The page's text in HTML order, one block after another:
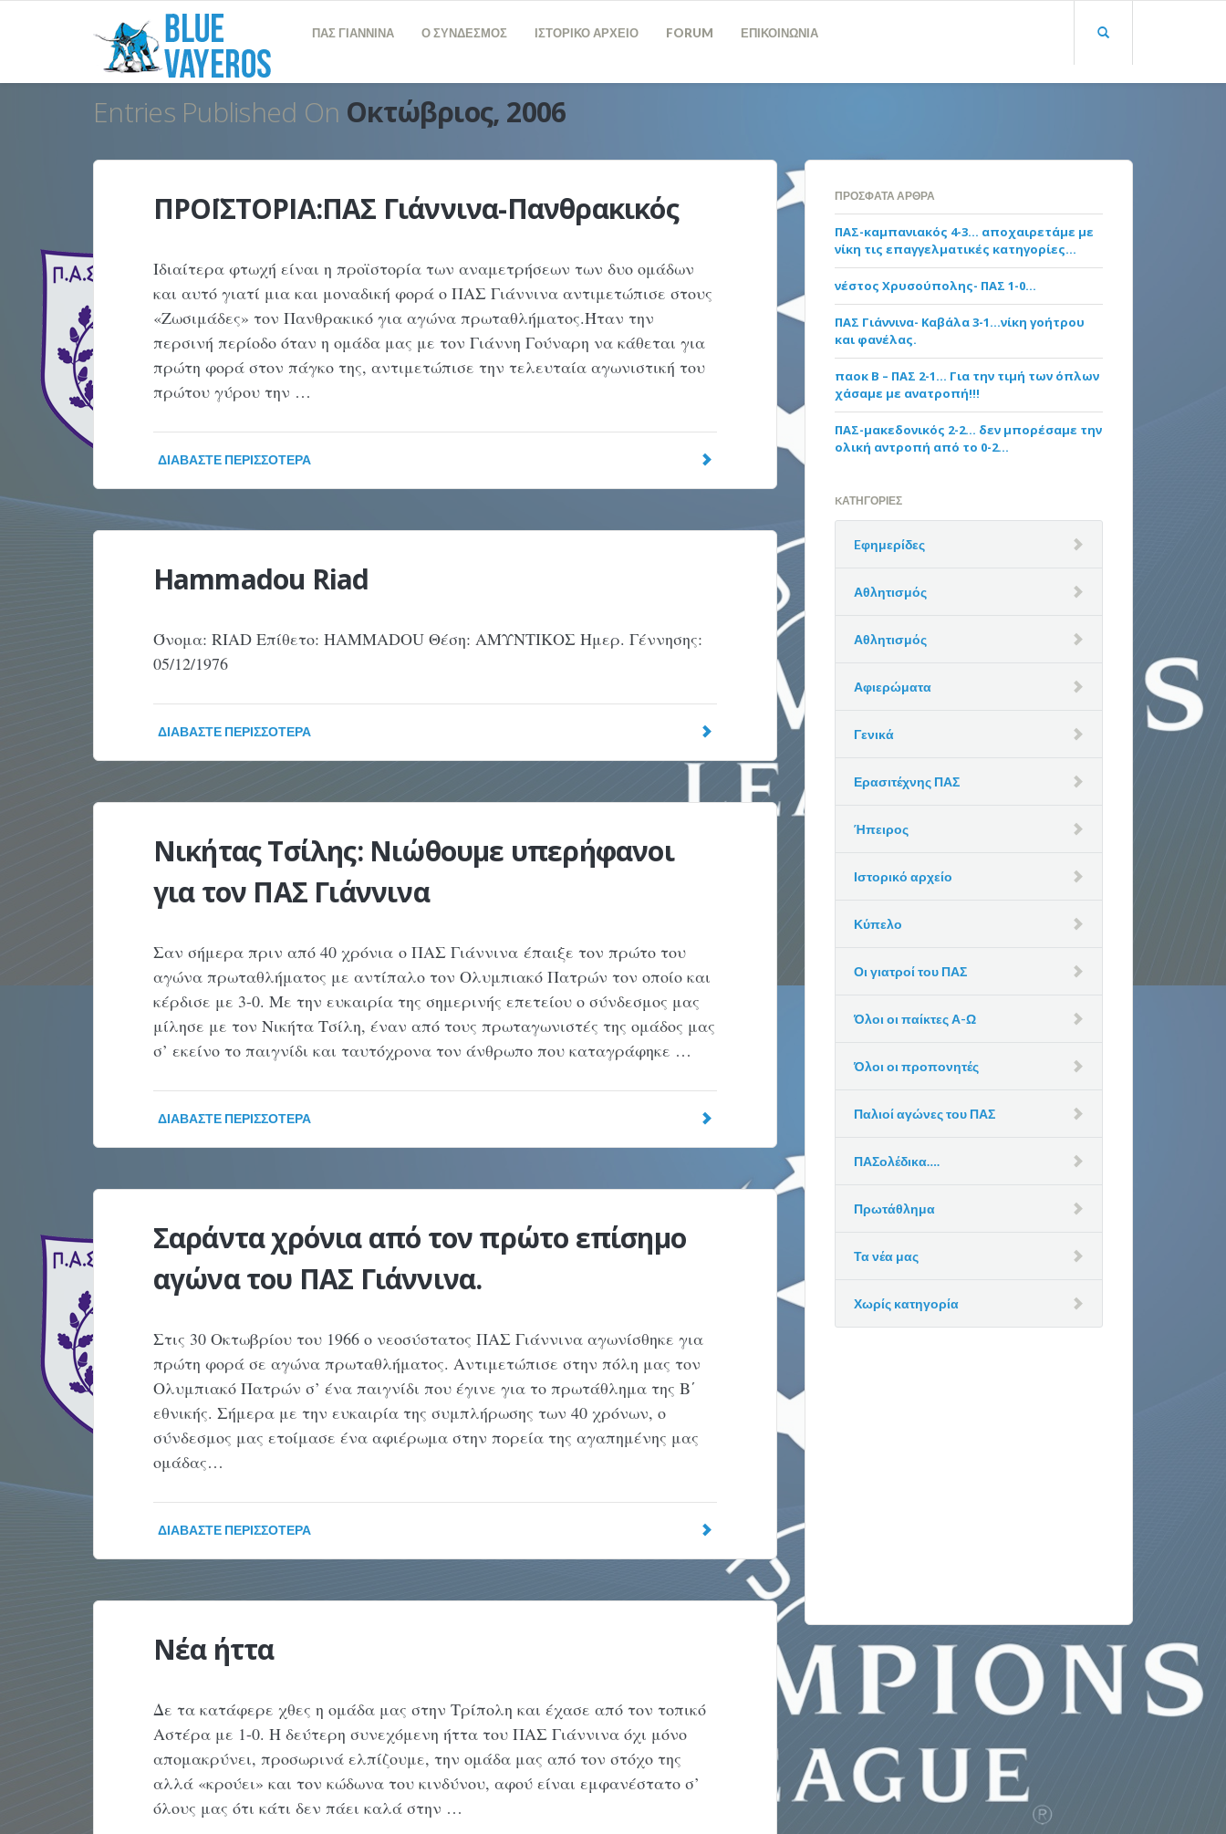
ΠΑΣ ΓΙΑΝΝΙΝΑ Ο ΣΥΝΔΕΣΜΟΣ ΙΣΤΟΡΙΚΟ ΑΡΧΕΙΟ FORUM ΕΠΙΚΟΙΝΩΝΙΑ
Entries Published On Οκτώβριος, 2006
ΠΡΟΪΣΤΟΡΙΑ:ΠΑΣ Γιάννινα-Πανθρακικός
Ιδιαίτερα φτωχή είναι η προϊστορία των αναμετρήσεων των δυο ομάδων
και αυτό γιατί μια και μοναδική φορά ο ΠΑΣ Γιάννινα αντιμετώπισε στους
«Ζωσιμάδες» τον Πανθρακικό για αγώνα πρωταθλήματος.Ήταν την
περσινή περίοδο όταν η ομάδα μας με τον Γιάννη Γούναρη να κάθεται για
πρώτη φορά στον πάγκο της, αντιμετώπισε την τελευταία αγωνιστική του
πρώτου γύρου την …
ΔΙΑΒΆΣΤΕ ΠΕΡΙΣΣΌΤΕΡΑ
Hammadou Riad
Όνομα: RIAD Επίθετο: HAMMADOU Θέση: ΑΜΥΝΤΙΚΟΣ Ημερ. Γέννησης:
05/12/1976
ΔΙΑΒΆΣΤΕ ΠΕΡΙΣΣΌΤΕΡΑ
Νικήτας Τσίλης: Νιώθουμε υπερήφανοι
για τον ΠΑΣ Γιάννινα
Σαν σήμερα πριν από 40 χρόνια ο ΠΑΣ Γιάννινα έπαιξε τον πρώτο του
αγώνα πρωταθλήματος με αντίπαλο τον Ολυμπιακό Πατρών τον οποίο και
κέρδισε με 3-0. Με την ευκαιρία της σημερινής επετείου ο σύνδεσμος μας
μίλησε με τον Νικήτα Τσίλη, έναν από τους πρωταγωνιστές της ομάδος μας
σ’ εκείνο το παιγνίδι και ταυτόχρονα τον άνθρωπο που καταγράφηκε …
ΔΙΑΒΆΣΤΕ ΠΕΡΙΣΣΌΤΕΡΑ
Σαράντα χρόνια από τον πρώτο επίσημο
αγώνα του ΠΑΣ Γιάννινα.
Στις 30 Οκτωβρίου του 1966 ο νεοσύστατος ΠΑΣ Γιάννινα αγωνίσθηκε για
πρώτη φορά σε αγώνα πρωταθλήματος. Αντιμετώπισε στην πόλη μας τον
Ολυμπιακό Πατρών σ’ ένα παιγνίδι που έγινε για το πρωτάθλημα της Β΄
εθνικής. Σήμερα με την ευκαιρία της συμπλήρωσης των 40 χρόνων, ο
σύνδεσμος μας ετοίμασε ένα αφιέρωμα στην πορεία της αγαπημένης μας
ομάδας…
ΔΙΑΒΆΣΤΕ ΠΕΡΙΣΣΌΤΕΡΑ
Νέα ήττα
Δε τα κατάφερε χθες η ομάδα μας στην Τρίπολη και έχασε από τον τοπικό
Αστέρα με 1-0. Η δεύτερη συνεχόμενη ήττα του ΠΑΣ Γιάννινα όχι μόνο
απομακρύνει, προσωρινά ελπίζουμε, την ομάδα μας από τον στόχο της
αλλά «κρούει» και τον κώδωνα του κινδύνου, αφού είναι εμφανέστατο σ’
όλους μας ότι κάτι δεν πάει καλά στην …
ΠΡΌΣΦΑΤΑ ΆΡΘΡΑ
ΠΑΣ-καμπανιακός 4-3… αποχαιρετάμε με
νίκη τις επαγγελματικές κατηγορίες…
νέστος Χρυσούπολης- ΠΑΣ 1-0…
ΠΑΣ Γιάννινα- Καβάλα 3-1…νίκη γοήτρου
και φανέλας.
παοκ Β – ΠΑΣ 2-1… Για την τιμή των όπλων
χάσαμε με ανατροπή!!!
ΠΑΣ-μακεδονικός 2-2… δεν μπορέσαμε την
ολική αντροπή από το 0-2…
KΑΤΗΓΟΡΊΕΣ
Eφημερίδες
Αθλητισμός
Αθλητισμός
Αφιερώματα
Γενικά
Ερασιτέχνης ΠΑΣ
Ήπειρος
Ιστορικό αρχείο
Κύπελο
Οι γιατροί του ΠΑΣ
Όλοι οι παίκτες Α-Ω
Όλοι οι προπονητές
Παλιοί αγώνες του ΠΑΣ
ΠΑΣολέδικα….
Πρωτάθλημα
Τα νέα μας
Χωρίς κατηγορία